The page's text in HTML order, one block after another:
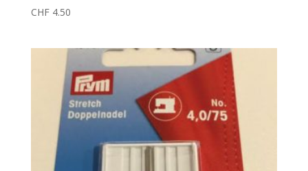
CHF4.50